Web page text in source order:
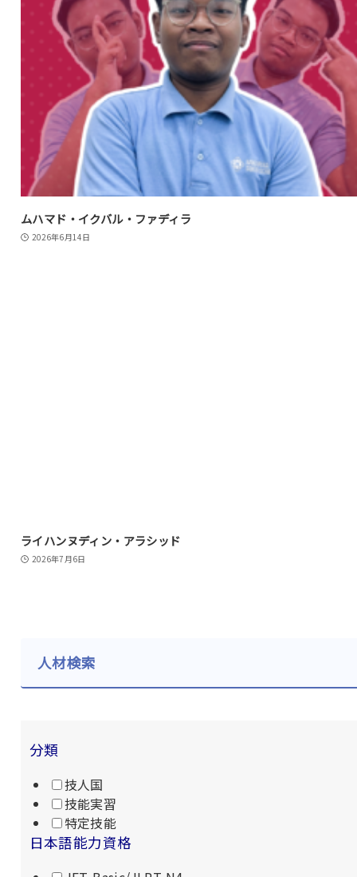
ムハマド・イクバル・ファディラ
2026年6月14日
ライハンヌディン・アラシッド
2026年7月6日
人材検索
分類
技人国
技能実習
特定技能
日本語能力資格